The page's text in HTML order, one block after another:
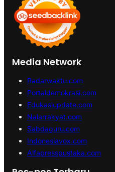
Media Network
Radarwaktu.com
Portaldemokrasi.com
Edukasiupdate.com
Nalarrakyat.com
Sabdaguru.com
Indonesiavox.com
Alfapresspustaka.com